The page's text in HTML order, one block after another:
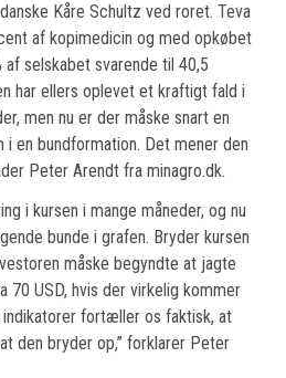
Kåre Schultz ved roret. Teva
af kopimedicin og med opkøbet
selskabet svarende til 40,5
har ellers oplevet et kraftigt fald i
men nu er der måske snart en
en bundformation. Det mener den
Peter Arendt fra minagro.dk.
i kursen i mange måneder, og nu
bunde i grafen. Bryder kursen
måske begyndte at jagte
70 USD, hvis der virkelig kommer
indikatorer fortæller os faktisk, at
den bryder op,” forklarer Peter